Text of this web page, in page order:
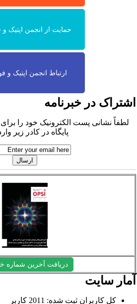
حمایت از انجمن اپتیک و
ارتباط انجمن اپتیک و
در خبرنامه
لطفاً نشانی پست الکترونیک خود را برای
پایگاه در کادر زیر وارد
دریافت آخرین شماره
سایت
کل کاربران ثبت شده: 2011 کاربر